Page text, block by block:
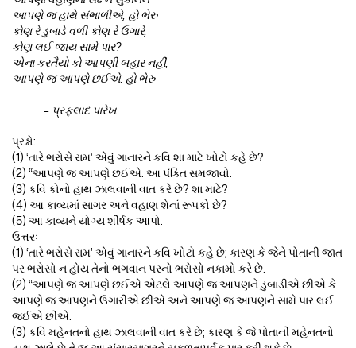
આપણે જ હાથે સંભાળીએ, હો ભેરુ
કોણ રે ડુબાડે વળી કોણ રે ઉગારે,
કોણ લઈ જાય સામે પાર?
એના કરતૈયો કો આપણી બહાર નહીં,
આપણે જ આપણે છઈએ. હો ભેરુ
– પ્રફ્લાદ પારેખ
પ્રશ્નો:
(1) ‘તારે ભરોસે રામ’ એવું ગાનારને કવિ શા માટે ખોટો કહે છે?
(2) “આપણે જ આપણે છઈએ. આ પંક્તિ સમજાવો.
(3) કવિ કોનો હાથ ઝાલવાની વાત કરે છે? શા માટે?
(4) આ કાવ્યમાં સાગર અને વહાણ શેનાં રૂપકો છે?
(5) આ કાવ્યને યોગ્ય શીર્ષક આપો.
ઉત્તરઃ
(1) ‘તારે ભરોસે રામ’ એવું ગાનારને કવિ ખોટો કહે છે; કારણ કે જેને પોતાની જાત
પર ભરોસો ન હોય તેનો ભગવાન પરનો ભરોસો નકામો કરે છે.
(2) “આપણે જ આપણે છઈએ એટલે આપણે જ આપણને ડુબાડીએ છીએ કે
આપણે જ આપણને ઉગારીએ છીએ અને આપણે જ આપણને સામે પાર લઈ
જઈએ છીએ.
(3) કવિ મહેનતનો હાથ ઝાલવાની વાત કરે છે; કારણ કે જે પોતાની મહેનતનો